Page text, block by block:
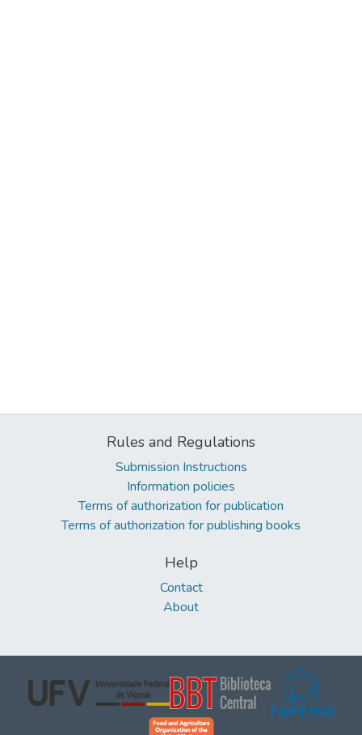
Rules and Regulations
Submission Instructions
Information policies
Terms of authorization for publication
Terms of authorization for publishing books
Help
Contact
About